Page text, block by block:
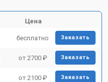
Цена
бесплатно Заказать
от 2700 ₽ Заказать
от 2100 ₽ Заказать